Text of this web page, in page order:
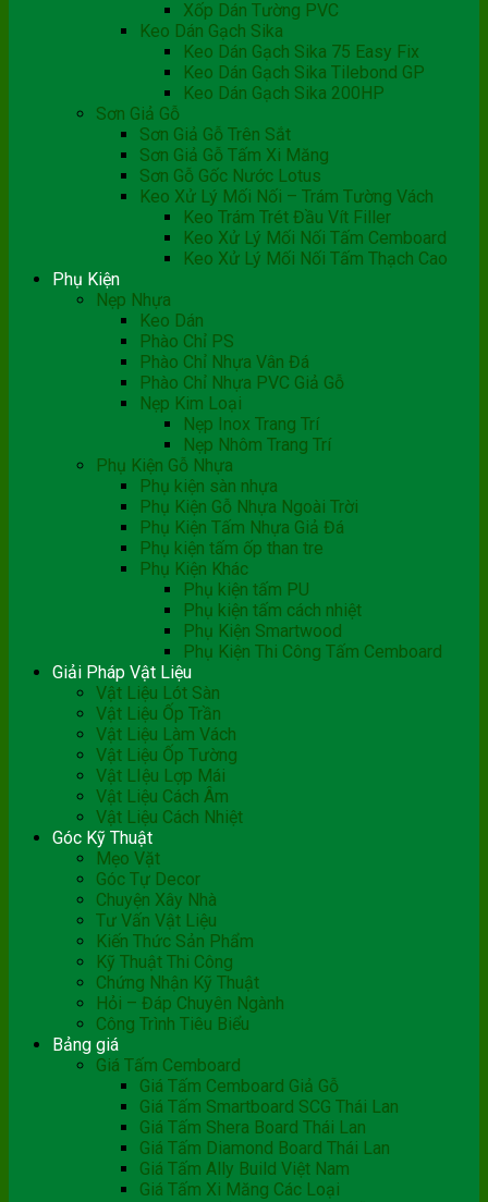
Xốp Dán Tường PVC
Keo Dán Gạch Sika
Keo Dán Gạch Sika 75 Easy Fix
Keo Dán Gạch Sika Tilebond GP
Keo Dán Gạch Sika 200HP
Sơn Giả Gỗ
Sơn Giả Gỗ Trên Sắt
Sơn Giả Gỗ Tấm Xi Măng
Sơn Gỗ Gốc Nước Lotus
Keo Xử Lý Mối Nối – Trám Tường Vách
Keo Trám Trét Đầu Vít Filler
Keo Xử Lý Mối Nối Tấm Cemboard
Keo Xử Lý Mối Nối Tấm Thạch Cao
Phụ Kiện
Nẹp Nhựa
Keo Dán
Phào Chỉ PS
Phào Chỉ Nhựa Vân Đá
Phào Chỉ Nhựa PVC Giả Gỗ
Nẹp Kim Loại
Nẹp Inox Trang Trí
Nẹp Nhôm Trang Trí
Phụ Kiện Gỗ Nhựa
Phụ kiện sàn nhựa
Phụ Kiện Gỗ Nhựa Ngoài Trời
Phụ Kiện Tấm Nhựa Giả Đá
Phụ kiện tấm ốp than tre
Phụ Kiện Khác
Phụ kiện tấm PU
Phụ kiện tấm cách nhiệt
Phụ Kiện Smartwood
Phụ Kiện Thi Công Tấm Cemboard
Giải Pháp Vật Liệu
Vật Liệu Lót Sàn
Vật Liệu Ốp Trần
Vật Liệu Làm Vách
Vật Liệu Ốp Tường
Vật LIệu Lợp Mái
Vật Liệu Cách Âm
Vật Liệu Cách Nhiệt
Góc Kỹ Thuật
Mẹo Vặt
Góc Tự Decor
Chuyện Xây Nhà
Tư Vấn Vật Liệu
Kiến Thức Sản Phẩm
Kỹ Thuật Thi Công
Chứng Nhận Kỹ Thuật
Hỏi – Đáp Chuyên Ngành
Công Trình Tiêu Biểu
Bảng giá
Giá Tấm Cemboard
Giá Tấm Cemboard Giả Gỗ
Giá Tấm Smartboard SCG Thái Lan
Giá Tấm Shera Board Thái Lan
Giá Tấm Diamond Board Thái Lan
Giá Tấm Ally Build Việt Nam
Giá Tấm Xi Măng Các Loại